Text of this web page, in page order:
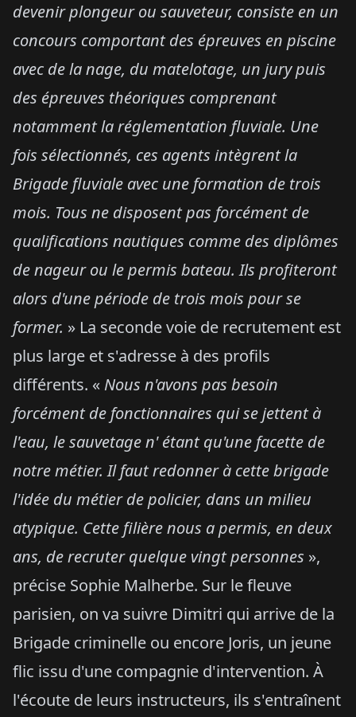
devenir plongeur ou sauveteur, consiste en un
concours comportant des épreuves en piscine
avec de la nage, du matelotage, un jury puis
des épreuves théoriques comprenant
notamment la réglementation fluviale. Une
fois sélectionnés, ces agents intègrent la
Brigade fluviale avec une formation de trois
mois. Tous ne disposent pas forcément de
qualifications nautiques comme des diplômes
de nageur ou le permis bateau. Ils profiteront
alors d'une période de trois mois pour se
former. » La seconde voie de recrutement est
plus large et s'adresse à des profils
différents. « Nous n'avons pas besoin
forcément de fonctionnaires qui se jettent à
l'eau, le sauvetage n' étant qu'une facette de
notre métier. Il faut redonner à cette brigade
l'idée du métier de policier, dans un milieu
atypique. Cette filière nous a permis, en deux
ans, de recruter quelque vingt personnes »,
précise Sophie Malherbe. Sur le fleuve
parisien, on va suivre Dimitri qui arrive de la
Brigade criminelle ou encore Joris, un jeune
flic issu d'une compagnie d'intervention. À
l'écoute de leurs instructeurs, ils s'entraînent